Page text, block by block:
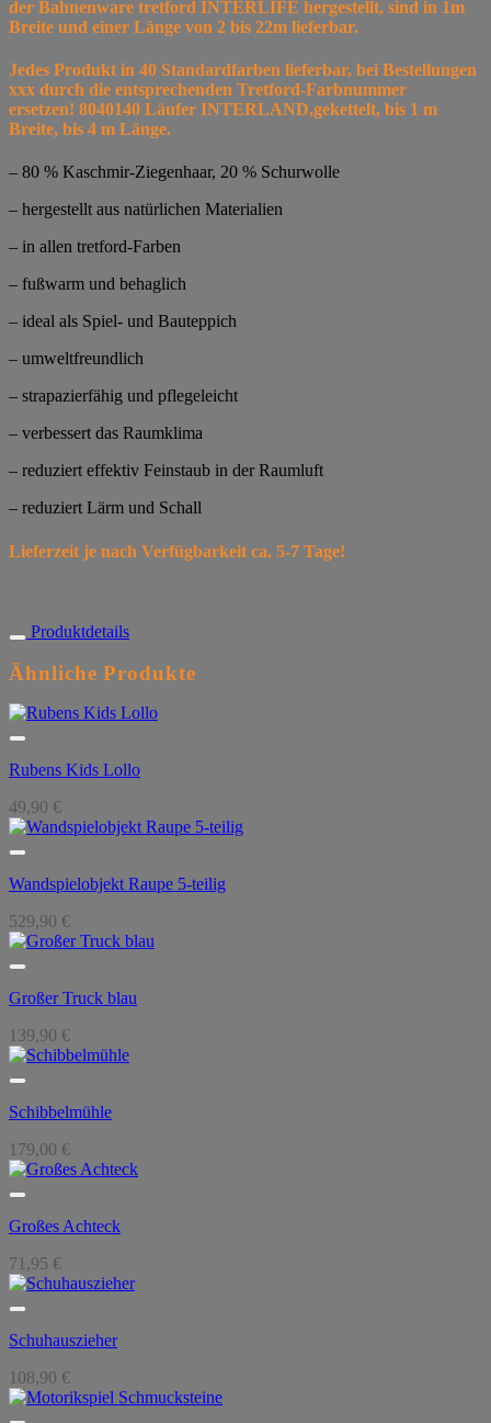
der Bahnenware tretford INTERLIFE hergestellt, sind in 1m
Breite und einer Länge von 2 bis 22m lieferbar.
Jedes Produkt in 40 Standardfarben lieferbar, bei Bestellungen
xxx durch die entsprechenden Tretford-Farbnummer
ersetzen! 8040140 Läufer INTERLAND,gekettelt, bis 1 m
Breite, bis 4 m Länge.
– 80 % Kaschmir-Ziegenhaar, 20 % Schurwolle
– hergestellt aus natürlichen Materialien
– in allen tretford-Farben
– fußwarm und behaglich
– ideal als Spiel- und Bauteppich
– umweltfreundlich
– strapazierfähig und pflegeleicht
– verbessert das Raumklima
– reduziert effektiv Feinstaub in der Raumluft
– reduziert Lärm und Schall
Lieferzeit je nach Verfügbarkeit ca. 5-7 Tage!
Produktdetails
Ähnliche Produkte
Rubens Kids Lollo
49,90 €
Wandspielobjekt Raupe 5-teilig
529,90 €
Großer Truck blau
139,90 €
Schibbelmühle
179,00 €
Großes Achteck
71,95 €
Schuhauszieher
108,90 €